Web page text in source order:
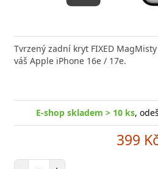
Tvrzený zadní kryt FIXED
váš Apple iPhone 16e / 17e.
E-shop skladem > 10 ks,
399
Počet položek
FIXED zajistí rychlé a
moderního smartphonu,
skladem > 10 ks, odešleme v
položek